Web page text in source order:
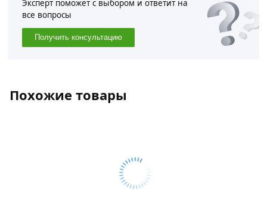
Эксперт поможет с выбором и ответит на
все вопросы
Получить консультацию
Похожие товары